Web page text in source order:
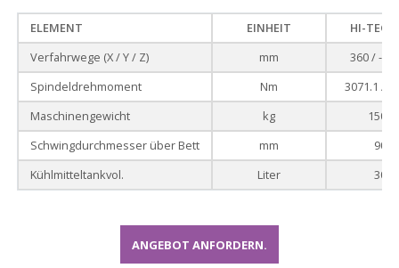
ELEMENT EINHEIT
HI-TECH
Verfahrwege (X / Y / Z)
mm
360 / - /
Spindeldrehmoment
Nm
3071.1 /
Maschinengewicht
kg
15000
Schwingdurchmesser über Bett
mm
900
Kühlmitteltankvol.
Liter 300
ANGEBOT ANFORDERN.